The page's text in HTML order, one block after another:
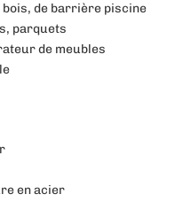
de barrière piscine
parquets
de meubles
en acier